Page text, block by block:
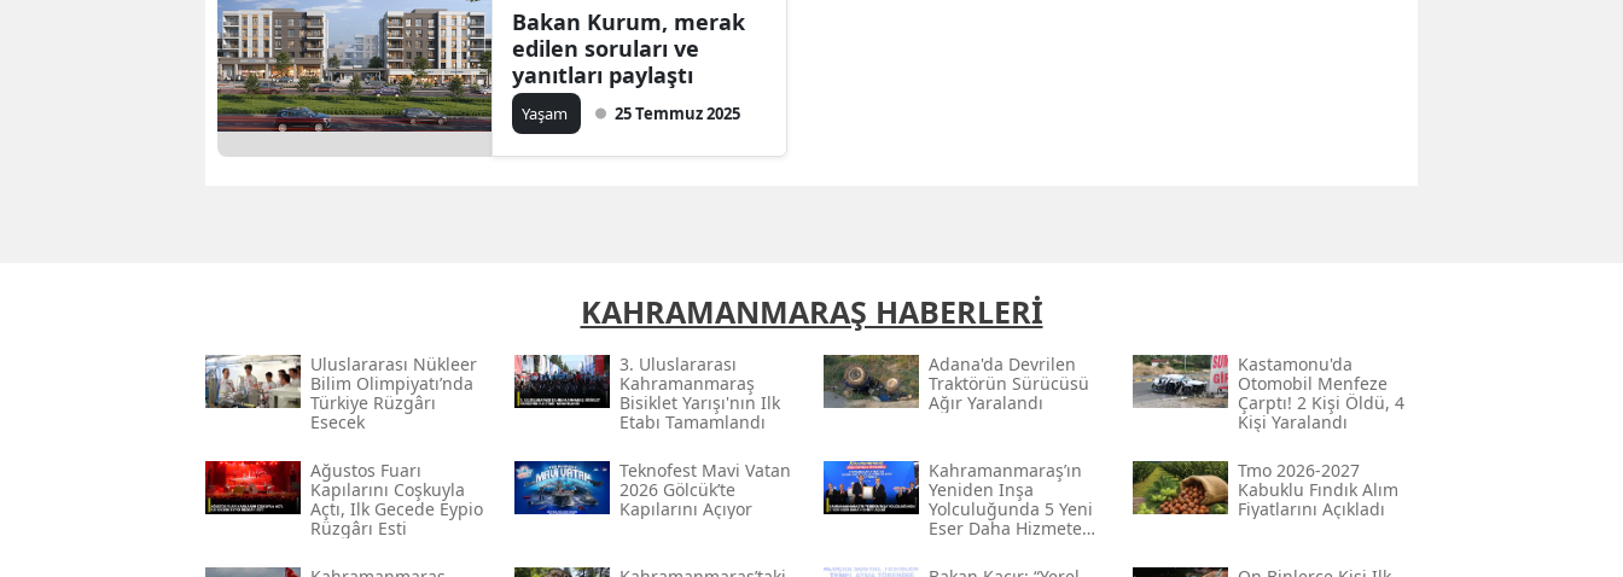
Balıkesir
Bitlis
Bursa
Çankırı
Denizli
Bakan Kurum, merak
edilen soruları ve
yanıtları paylaştı
Yaşam 25 Temmuz 2025
KAHRAMANMARAŞ HABERLERİ
Uluslararası Nükleer
Bilim Olimpiyatı’nda
Türkiye Rüzgârı
Esecek
3. Uluslararası
Kahramanmaraş
Bisiklet Yarışı'nın Ilk
Etabı Tamamlandı
Adana'da Devrilen
Traktörün Sürücüsü
Ağır Yaralandı
Kastamonu'da
Otomobil Menfeze
Çarptı! 2 Kişi Öldü, 4
Kişi Yaralandı
Ağustos Fuarı
Kapılarını Coşkuyla
Açtı, Ilk Gecede Eypio
Rüzgârı Esti
Teknofest Mavi Vatan
2026 Gölcük’te
Kapılarını Açıyor
Kahramanmaraş’ın
Yeniden Inşa
Yolculuğunda 5 Yeni
Eser Daha Hizmete
Tmo 2026-2027
Kabuklu Fındık Alım
Fiyatlarını Açıkladı